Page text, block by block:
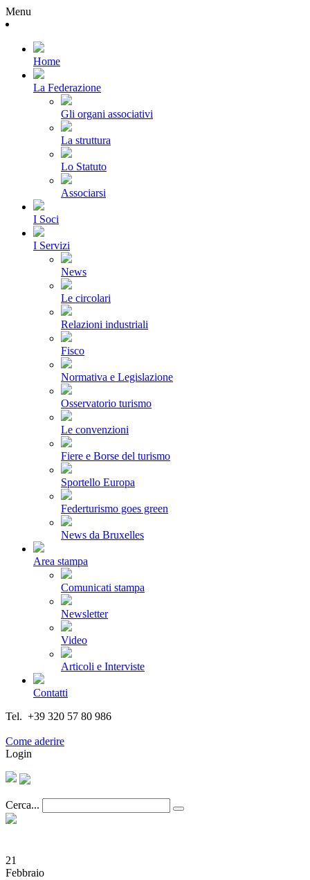
Menu
Home
La Federazione
Gli organi associativi
La struttura
Lo Statuto
Associarsi
I Soci
I Servizi
News
Le circolari
Relazioni industriali
Fisco
Normativa e Legislazione
Osservatorio turismo
Le convenzioni
Fiere e Borse del turismo
Sportello Europa
Federturismo goes green
News da Bruxelles
Area stampa
Comunicati stampa
Newsletter
Video
Articoli e Interviste
Contatti
Tel. +39 320 57 80 986
Come aderire
Login
Cerca...
21
Febbraio